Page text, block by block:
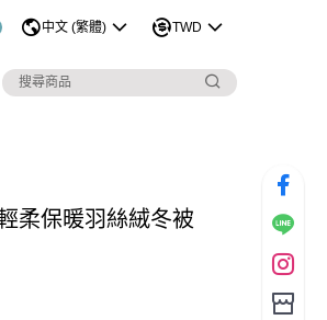
中文 (繁體) TWD
柔保暖羽絲絨冬被